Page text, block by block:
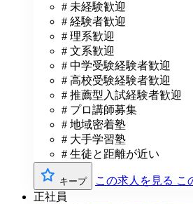
# 未経験歓迎
# 経験者歓迎
# 理系歓迎
# 文系歓迎
# 中学受験経験者歓迎
# 高校受験経験者歓迎
# 推薦型入試経験者歓迎
# プロ講師募集
# 地域密着塾
# 大手学習塾
# 生徒と距離が近い
キープ この求人を見る こ
正社員